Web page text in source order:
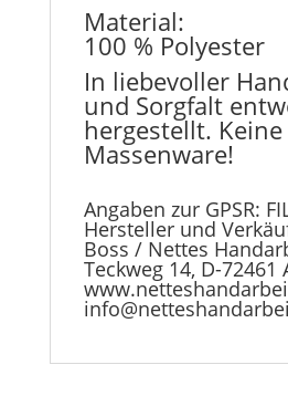
Material:
100 % Polyester
In liebevoller
und Sorgfalt
hergestellt. Keine
Massenware!
Angaben zur GPSR:
Hersteller und
Boss / Nettes
Teckweg 14, D-72461